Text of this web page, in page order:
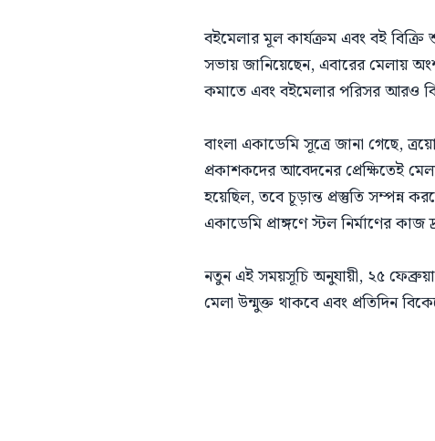
বইমেলার মূল কার্যক্রম এবং বই
সভায় জানিয়েছেন, এবারের মেলায়
কমাতে এবং বইমেলার পরিসর আরও
বাংলা একাডেমি সূত্রে জানা গেছে,
প্রকাশকদের আবেদনের প্রেক্ষিতেই
হয়েছিল, তবে চূড়ান্ত প্রস্তুতি সম্পন্ন
একাডেমি প্রাঙ্গণে স্টল নির্মাণের
নতুন এই সময়সূচি অনুযায়ী, ২৫
মেলা উন্মুক্ত থাকবে এবং প্রতিদিন